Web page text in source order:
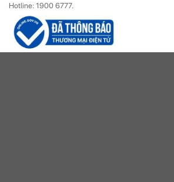
Hotline: 1900 6777.